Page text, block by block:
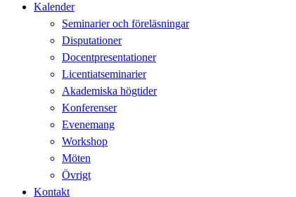
Kalender
Seminarier och föreläsningar
Disputationer
Docentpresentationer
Licentiatseminarier
Akademiska högtider
Konferenser
Evenemang
Workshop
Möten
Övrigt
Kontakt